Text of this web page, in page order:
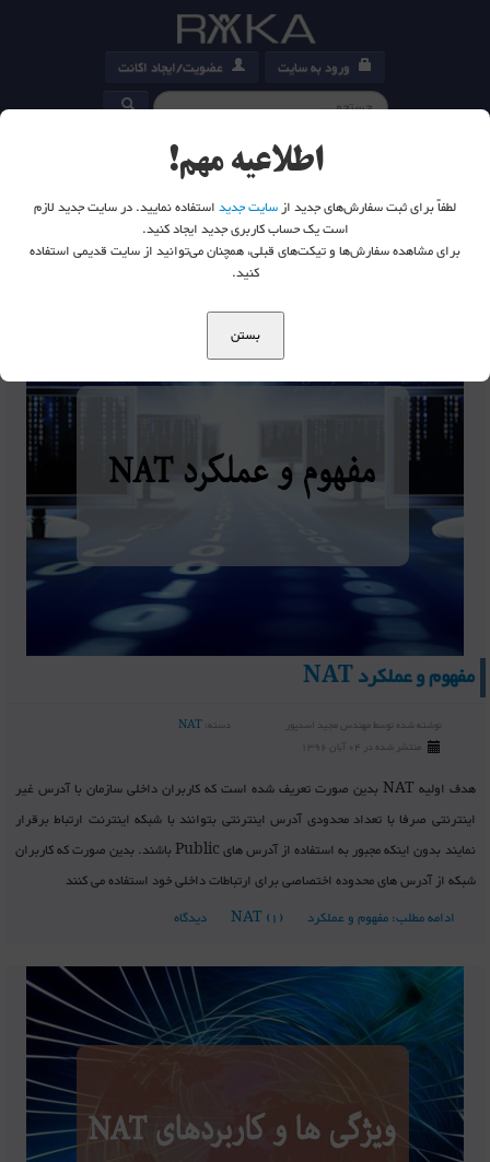
ورود به سایت عضویت/ایجاد اکانت
کارت خرید
شما اینجا هستید:خانه وبلاگ NAT
مفهوم و عملکرد NAT
نوشته شده توسطمهندس مجید اسدپور دسته:NAT
منتشر شده در 04 آبان 1396
هدف اولیه NAT بدین صورت تعریف شده است که کاربران داخلی سازمان با آدرس غیر
اینترنتی صرفا با تعداد محدودی آدرس اینترنتی بتوانند با شبکه اینترنت ارتباط برقرار
نمایند بدون اینکه مجبور به استفاده از آدرس های Public باشند. بدین صورت که کاربران
شبکه از آدرس های محدوده اختصاصی برای ارتباطات داخلی خود استفاده می کنند
ادامه مطلب: مفهوم و عملکرد NAT
(1) دیدگاه
اطلاعیه مهم!
لطفاً برای ثبت سفارش‌های جدید ازسایت جدیداستفاده نمایید. در سایت جدید لازم
است یک حساب کاربری جدید ایجاد کنید.
برای مشاهده سفارش‌ها و تیکت‌های قبلی، همچنان می‌توانید از سایت قدیمی استفاده
کنید.
بستن